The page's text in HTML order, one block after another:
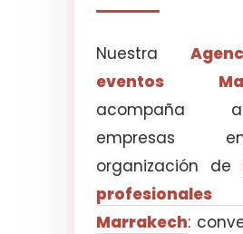
Nuestra
eventos
acompaña
empresas
organización de
Marrakech: